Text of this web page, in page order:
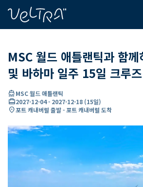
MSC 월드 애틀랜틱과 함께
및 바하마 일주 15일 크루즈
directions_boatMSC 월드 애틀랜틱
card_travel2027-12-04- 2027-12-18 (15일)
location_on포트 캐내버럴 출발 - 포트 캐내버럴 도착